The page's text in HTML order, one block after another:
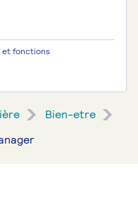
et fonctions
Bien-etre